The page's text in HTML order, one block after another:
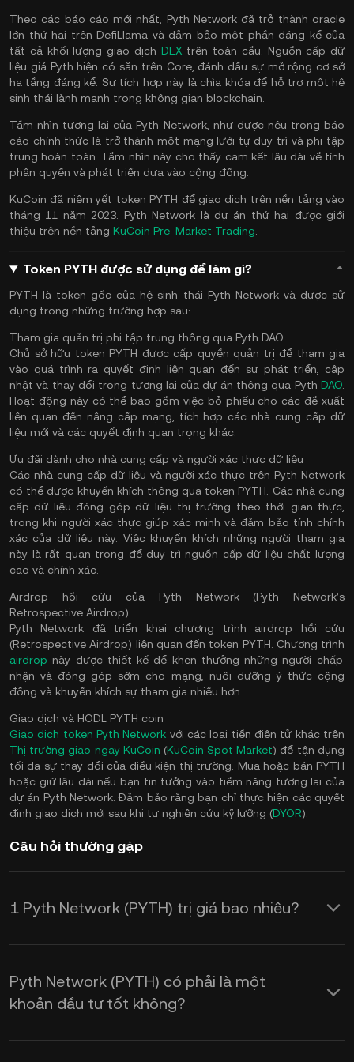
Theo các báo cáo mới nhất, Pyth Network đã trở thành oracle
lớn thứ hai trên DefiLlama và đảm bảo một phần đáng kể của
tất cả khối lượng giao dịch DEX trên toàn cầu. Nguồn cấp dữ
liệu giá Pyth hiện có sẵn trên Core, đánh dấu sự mở rộng cơ sở
hạ tầng đáng kể. Sự tích hợp này là chìa khóa để hỗ trợ một hệ
sinh thái lành mạnh trong không gian blockchain.
Tầm nhìn tương lai của Pyth Network, như được nêu trong báo
cáo chính thức là trở thành một mạng lưới tự duy trì và phi tập
trung hoàn toàn. Tầm nhìn này cho thấy cam kết lâu dài về tính
phân quyền và phát triển dựa vào cộng đồng.
KuCoin đã niêm yết token PYTH để giao dịch trên nền tảng vào
tháng 11 năm 2023. Pyth Network là dự án thứ hai được giới
thiệu trên nền tảng KuCoin Pre-Market Trading
Token PYTH được sử dụng để làm gì?
PYTH là token gốc của hệ sinh thái Pyth Network và được sử
dụng trong những trường hợp sau:
Tham gia quản trị phi tập trung thông qua Pyth DAO
Chủ sở hữu token PYTH được cấp quyền quản trị để tham gia
vào quá trình ra quyết định liên quan đến sự phát triển, cập
nhật và thay đổi trong tương lai của dự án thông qua Pyth DAO
Hoạt động này có thể bao gồm việc bỏ phiếu cho các đề xuất
liên quan đến nâng cấp mạng, tích hợp các nhà cung cấp dữ
liệu mới và các quyết định quan trọng khác.
Ưu đãi dành cho nhà cung cấp và người xác thực dữ liệu
Các nhà cung cấp dữ liệu và người xác thực trên Pyth Network
có thể được khuyến khích thông qua token PYTH. Các nhà cung
cấp dữ liệu đóng góp dữ liệu thị trường theo thời gian thực,
trong khi người xác thực giúp xác minh và đảm bảo tính chính
xác của dữ liệu này. Việc khuyến khích những người tham gia
này là rất quan trọng để duy trì nguồn cấp dữ liệu chất lượng
cao và chính xác.
Airdrop hồi cứu của Pyth Network (Pyth Network’s
Retrospective Airdrop)
Pyth Network đã triển khai chương trình airdrop hồi cứu
(Retrospective Airdrop) liên quan đến token PYTH. Chương trình
airdrop này được thiết kế để khen thưởng những người chấp
nhận và đóng góp sớm cho mạng, nuôi dưỡng ý thức cộng
đồng và khuyến khích sự tham gia nhiều hơn.
Giao dịch và HODL PYTH coin
Giao dịch token Pyth Network với các loại tiền điện tử khác trên
Thị trường giao ngay KuCoin (KuCoin Spot Market) để tận dụng
tối đa sự thay đổi của điều kiện thị trường. Mua hoặc bán PYTH
hoặc giữ lâu dài nếu bạn tin tưởng vào tiềm năng tương lai của
dự án Pyth Network. Đảm bảo rằng bạn chỉ thực hiện các quyết
định giao dịch mới sau khi tự nghiên cứu kỹ lưỡng (DYOR).
Câu hỏi thường gặp
1 Pyth Network (PYTH) trị giá bao nhiêu?
KuCoin cung cấp thông tin cập nhật về
giá USD theo thời gian thực cho Pyth
Network (PYTH). Giá Pyth Network
Pyth Network (PYTH) có phải là một
khoản đầu tư tốt không?
Dưới đây là một số lý do giúp bạn có